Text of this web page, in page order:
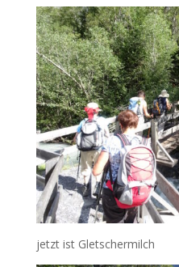
jetzt ist Gletschermilch